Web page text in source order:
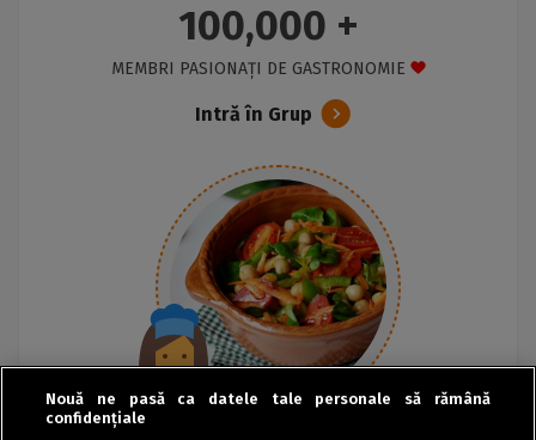
100,000 +
MEMBRI PASIONAȚI DE GASTRONOMIE
Intră în Grup
Nouă ne pasă ca datele tale personale să rămână
confidențiale